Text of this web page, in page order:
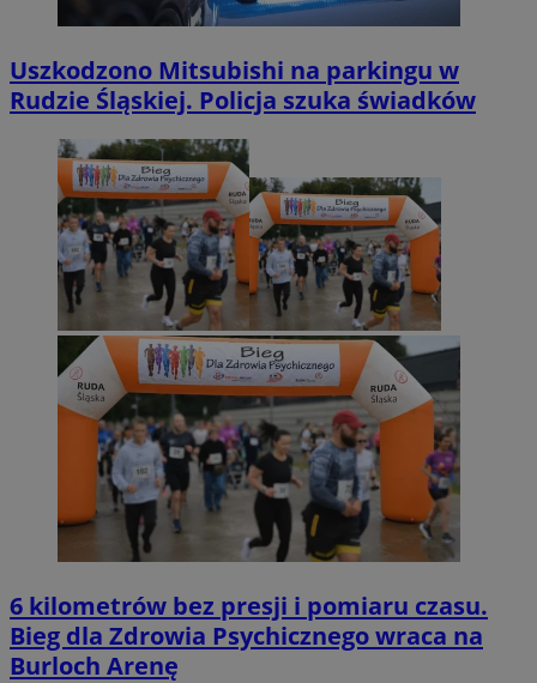
Uszkodzono Mitsubishi na parkingu w
Rudzie Śląskiej. Policja szuka świadków
6 kilometrów bez presji i pomiaru czasu.
Bieg dla Zdrowia Psychicznego wraca na
Burloch Arenę